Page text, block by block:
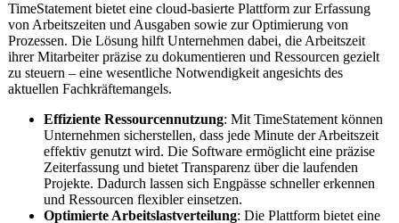
TimeStatement bietet eine cloud-basierte Plattform zur Erfassung
von Arbeitszeiten und Ausgaben sowie zur Optimierung von
Prozessen. Die Lösung hilft Unternehmen dabei, die Arbeitszeit
ihrer Mitarbeiter präzise zu dokumentieren und Ressourcen gezielt
zu steuern – eine wesentliche Notwendigkeit angesichts des
aktuellen Fachkräftemangels.
Effiziente Ressourcennutzung: Mit TimeStatement können
Unternehmen sicherstellen, dass jede Minute der Arbeitszeit
effektiv genutzt wird. Die Software ermöglicht eine präzise
Zeiterfassung und bietet Transparenz über die laufenden
Projekte. Dadurch lassen sich Engpässe schneller erkennen
und Ressourcen flexibler einsetzen.
Optimierte Arbeitslastverteilung: Die Plattform bietet eine